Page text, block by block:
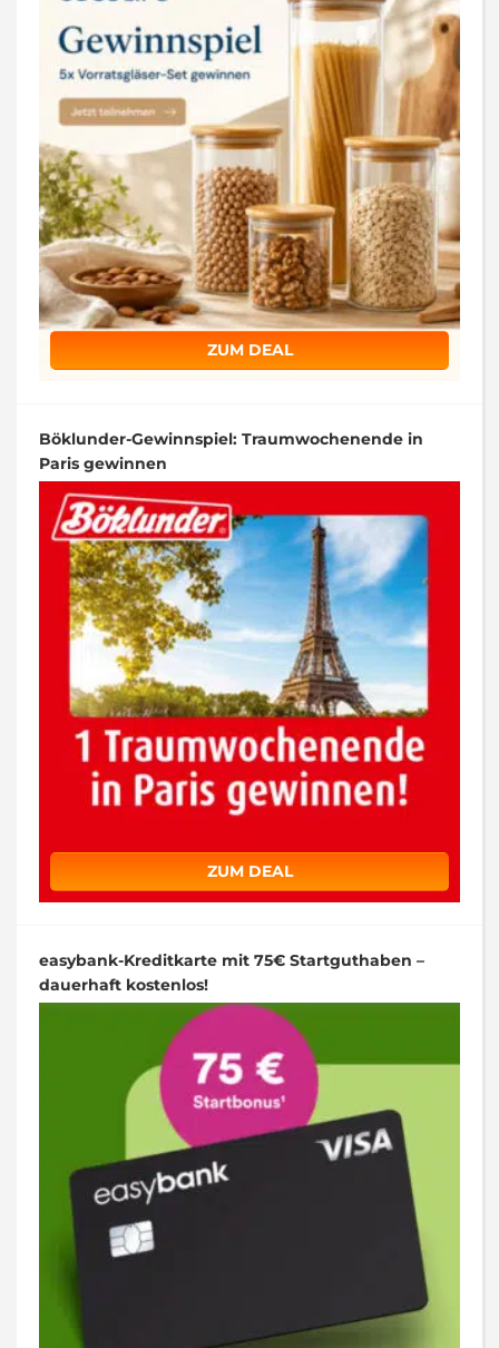
ZUM DEAL
Böklunder-Gewinnspiel: Traumwochenende in
Paris gewinnen
ZUM DEAL
easybank-Kreditkarte mit 75€ Startguthaben –
dauerhaft kostenlos!